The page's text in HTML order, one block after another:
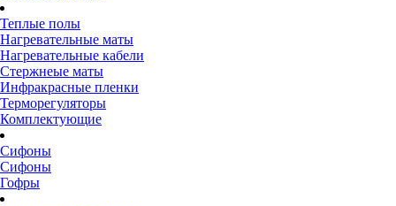
Теплые полы
Нагревательные маты
Нагревательные кабели
Стержнеые маты
Инфракрасные пленки
Терморегуляторы
Комплектующие
Сифоны
Сифоны
Гофры